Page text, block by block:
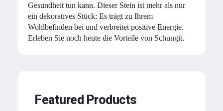
Gesundheit tun kann. Dieser Stein ist mehr als nur
ein dekoratives Stück; Es trägt zu Ihrem
Wohlbefinden bei und verbreitet positive Energie.
Erleben Sie noch heute die Vorteile von Schungit.
Featured Products